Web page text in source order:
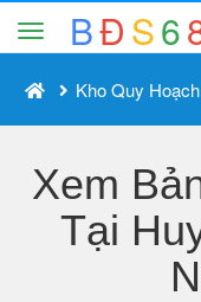
BĐS6
Kho Quy Hoạch
Xem
Tại